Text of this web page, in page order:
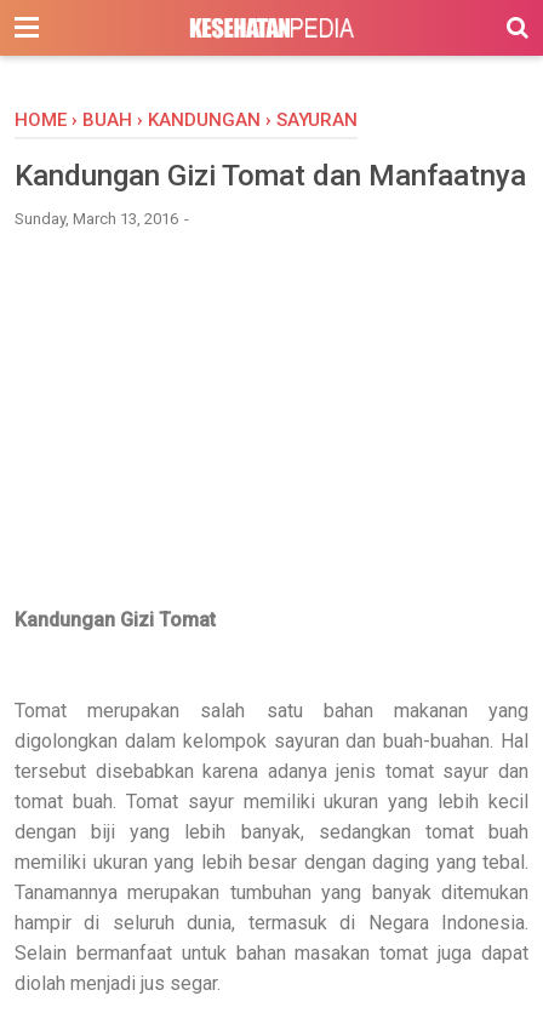
-->
HOME › BUAH › KANDUNGAN › SAYURAN
Kandungan Gizi Tomat dan Manfaatnya
Sunday, March 13, 2016
Kandungan Gizi Tomat
Tomat merupakan salah satu bahan makanan yang
digolongkan dalam kelompok sayuran dan buah-buahan. Hal
tersebut disebabkan karena adanya jenis tomat sayur dan
tomat buah. Tomat sayur memiliki ukuran yang lebih kecil
dengan biji yang lebih banyak, sedangkan tomat buah
memiliki ukuran yang lebih besar dengan daging yang tebal.
Tanamannya merupakan tumbuhan yang banyak ditemukan
hampir di seluruh dunia, termasuk di Negara Indonesia.
Selain bermanfaat untuk bahan masakan tomat juga dapat
diolah menjadi jus segar.